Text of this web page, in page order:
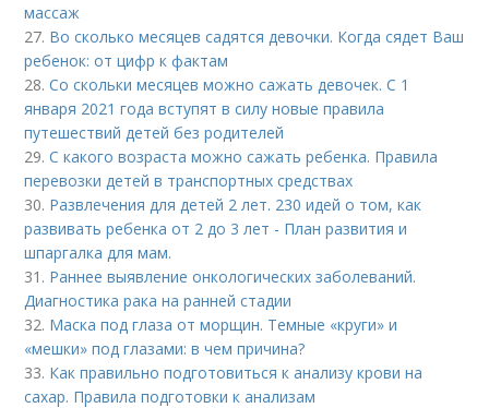
массаж
27. Во сколько месяцев садятся девочки. Когда сядет Ваш
ребенок: от цифр к фактам
28.Со скольки месяцев можно сажать девочек. С 1
января 2021 года вступят в силу новые правила
путешествий детей без родителей
29.С какого возраста можно сажать ребенка. Правила
перевозки детей в транспортных средствах
30. Развлечения для детей 2 лет. 230 идей о том, как
развивать ребенка от 2 до 3 лет - План развития и
шпаргалка для мам.
31. Раннее выявление онкологических заболеваний.
Диагностика рака на ранней стадии
32. Маска под глаза от морщин. Темные «круги» и
«мешки» под глазами: в чем причина?
33. Как правильно подготовиться к анализу крови на
сахар. Правила подготовки к анализам